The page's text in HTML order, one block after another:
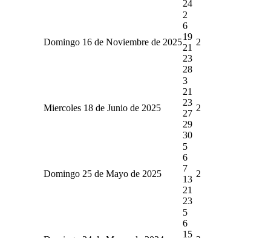
24
Domingo 16 de Noviembre de 2025
2
6
19
21
23
28
2
Miercoles 18 de Junio de 2025
3
21
23
27
29
30
2
Domingo 25 de Mayo de 2025
5
6
7
13
21
23
2
5
6
15